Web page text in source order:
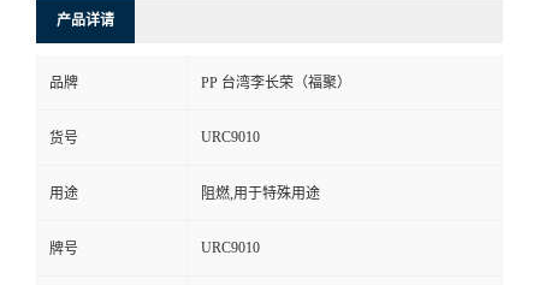
产品详请
品牌 PP 台湾李长荣（福聚）
货号 URC9010
用途 阻燃,用于特殊用途
牌号 URC9010